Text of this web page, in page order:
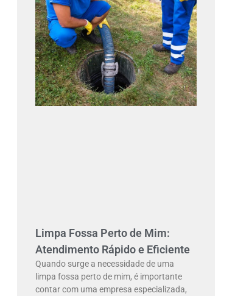
Limpa Fossa Perto de Mim:
Atendimento Rápido e Eficiente
Quando surge a necessidade de uma
limpa fossa perto de mim, é importante
contar com uma empresa especializada,